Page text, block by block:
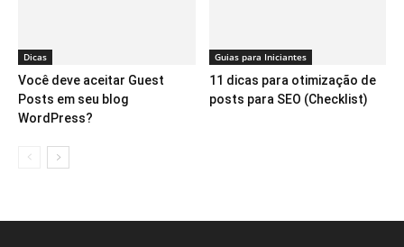
Dicas
Você deve aceitar Guest
Posts em seu blog
WordPress?
Guias para Iniciantes
11 dicas para otimização de
posts para SEO (Checklist)